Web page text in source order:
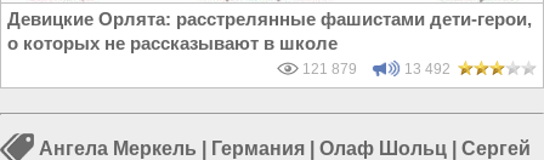
Девицкие Орлята: расстрелянные фашистами дети-герои,
о которых не рассказывают в школе
121 879 13 492
Ангела Меркель Германия Олаф Шольц
Сергей